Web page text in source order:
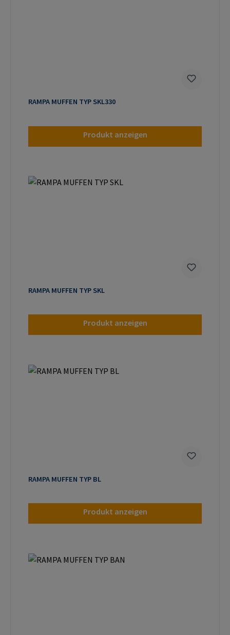
RAMPA MUFFEN TYP SKL330
Produkt anzeigen
RAMPA MUFFEN TYP SKL
Produkt anzeigen
RAMPA MUFFEN TYP BL
Produkt anzeigen